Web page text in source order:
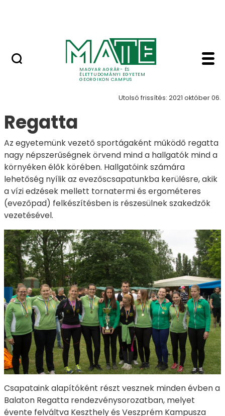
MAGYAR AGRÁR- ÉS
ÉLETTUDOMÁNYI EGYETEM
GEORGIKON CAMPUS
Szabadidő -
Szabadidő
Utolsó frissítés: 2021 október 06.
Regatta
Az egyetemünk vezető sportágaként működő regatta
nagy népszerűségnek örvend mind a hallgatók mind a
környéken élők körében. Hallgatóink számára
lehetőség nyílik az evezőscsapatunkba kerülésre, akik
a vízi edzések mellett tornatermi és ergométeres
(evezőpad) felkészítésben is részesülnek szakedzők
vezetésével.
Csapataink alapítóként részt vesznek minden évben a
Balaton Regatta rendezvénysorozatban, melyet
évente felváltva Keszthely és Veszprém Kampusza